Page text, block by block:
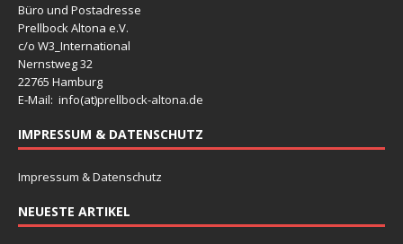
Büro und Postadresse
Prellbock Altona e.V.
c/o W3_International
Nernstweg 32
22765 Hamburg
E-Mail: info(at)prellbock-altona.de
IMPRESSUM & DATENSCHUTZ
Impressum & Datenschutz
NEUESTE ARTIKEL